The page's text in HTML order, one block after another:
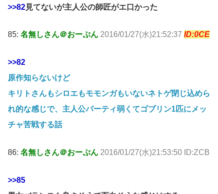
>>82見てないが主人公の師匠がエ口かった
85: 名無しさん＠おーぷん 2016/01/27(水)21:52:37 ID:0CE
>>82
原作知らないけど
キリトさんもシロエもモモンガもいないネトゲ閉じ込めら
れ的な感じで、主人公パーティ弱くてゴブリン1匹にメッ
チャ苦戦する話
86: 名無しさん＠おーぷん 2016/01/27(水)21:53:50 ID:ZCB
>>85